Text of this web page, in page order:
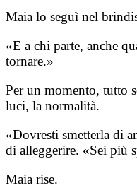
Maia lo seguì nel
«E a chi parte, anche
tornare.»
Per un momento, tutto
luci, la normalità.
«Dovresti smetterla di
di alleggerire. «Sei più
Maia rise.